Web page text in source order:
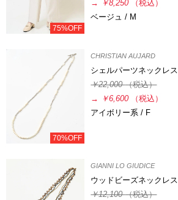
75%OFF
→ ￥8,250
（税込）
ベージュ / M
70%OFF
CHRISTIAN AUJARD
シェルパーツネックレス
￥22,000（税込）
→
￥6,600
（税込）
アイボリー系 / F
GIANNI LO GIUDICE
ウッドビーズネックレス
￥12,100（税込）